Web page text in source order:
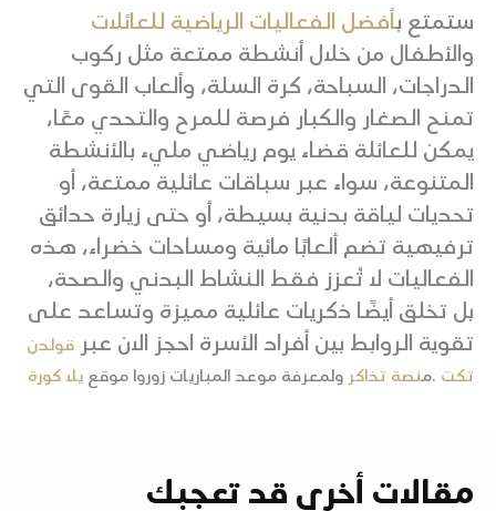
ستمتع بأفضل الفعاليات الرياضية للعائلات
والأطفال من خلال أنشطة ممتعة مثل ركوب
الدراجات، السباحة، كرة السلة، وألعاب القوى التي
تمنح الصغار والكبار فرصة للمرح والتحدي معًا،
يمكن للعائلة قضاء يوم رياضي مليء بالأنشطة
المتنوعة، سواء عبر سباقات عائلية ممتعة، أو
تحديات لياقة بدنية بسيطة، أو حتى زيارة حدائق
ترفيهية تضم ألعابًا مائية ومساحات خضراء، هذه
الفعاليات لا تُعزز فقط النشاط البدني والصحة،
بل تخلق أيضًا ذكريات عائلية مميزة وتساعد على
تقوية الروابط بين أفراد الأسرة احجز الان عبر
قولدن
تكت .منصة تذاكر ولمعرفة موعد المباريات زوروا موقع يلا كورة
مقالات أخرى قد تعجبك